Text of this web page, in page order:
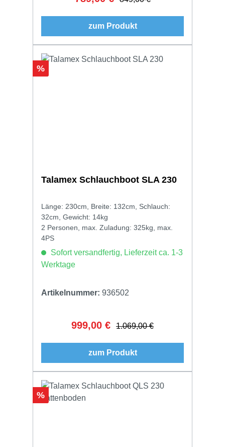
zum Produkt
Rabatt
%
Talamex Schlauchboot SLA 230
Länge: 230cm, Breite: 132cm, Schlauch:
32cm, Gewicht: 14kg
2 Personen, max. Zuladung: 325kg, max.
4PS
Sofort versandfertig, Lieferzeit ca. 1-3
Werktage
Artikelnummer: 936502
Verkaufspreis:
999,00 € Regulärer Preis:
1.069,00 €
zum Produkt
Rabatt
%